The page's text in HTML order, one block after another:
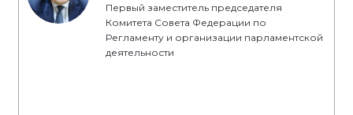
Первый заместитель председателя
Комитета Совета Федерации по
Регламенту и организации парламентской
деятельности